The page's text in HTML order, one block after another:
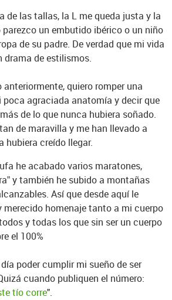
de las tallas, la L me queda justa y la
parezco un embutido ibérico o un niño
de su padre. De verdad que mi vida
drama de estilismos.
quiero romper una
poca agraciada anatomía y decir que
de lo que nunca hubiera soñado.
de maravilla y me han llevado a
hubiera creído llegar.
he acabado varios maratones,
y también he subido a montañas
Así que desde aquí le
homenaje tanto a mi cuerpo
y todas los que sin ser un cuerpo
el 100%
poder cumplir mi sueño de ser
cuando publiquen el número:
tío corre".